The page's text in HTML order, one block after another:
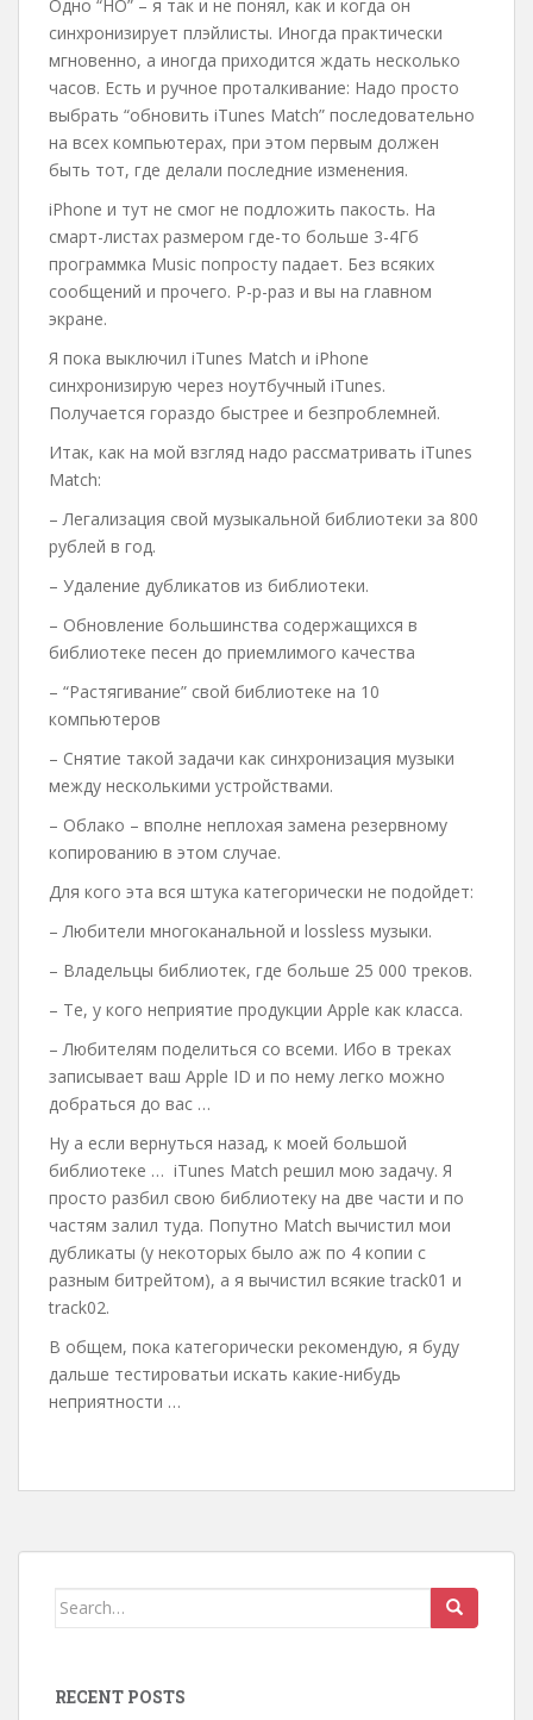
Одно “НО” – я так и не понял, как и когда он
синхронизирует плэйлисты. Иногда практически
мгновенно, а иногда приходится ждать несколько
часов. Есть и ручное проталкивание: Надо просто
выбрать “обновить iTunes Match” последовательно
на всех компьютерах, при этом первым должен
быть тот, где делали последние изменения.
iPhone и тут не смог не подложить пакость. На
смарт-листах размером где-то больше 3-4Гб
программка Music попросту падает. Без всяких
сообщений и прочего. Р-р-раз и вы на главном
экране.
Я пока выключил iTunes Match и iPhone
синхронизирую через ноутбучный iTunes.
Получается гораздо быстрее и безпроблемней.
Итак, как на мой взгляд надо рассматривать iTunes
Match:
– Легализация свой музыкальной библиотеки за 800
рублей в год.
– Удаление дубликатов из библиотеки.
– Обновление большинства содержащихся в
библиотеке песен до приемлимого качества
– “Растягивание” свой библиотеке на 10
компьютеров
– Снятие такой задачи как синхронизация музыки
между несколькими устройствами.
– Облако – вполне неплохая замена резервному
копированию в этом случае.
Для кого эта вся штука категорически не подойдет:
– Любители многоканальной и lossless музыки.
– Владельцы библиотек, где больше 25 000 треков.
– Те, у кого неприятие продукции Apple как класса.
– Любителям поделиться со всеми. Ибо в треках
записывает ваш Apple ID и по нему легко можно
добраться до вас …
Ну а если вернуться назад, к моей большой
библиотеке … iTunes Match решил мою задачу. Я
просто разбил свою библиотеку на две части и по
частям залил туда. Попутно Match вычистил мои
дубликаты (у некоторых было аж по 4 копии с
разным битрейтом), а я вычистил всякие track01 и
track02.
В общем, пока категорически рекомендую, я буду
дальше тестироватьи искать какие-нибудь
неприятности …
Search
RECENT POSTS